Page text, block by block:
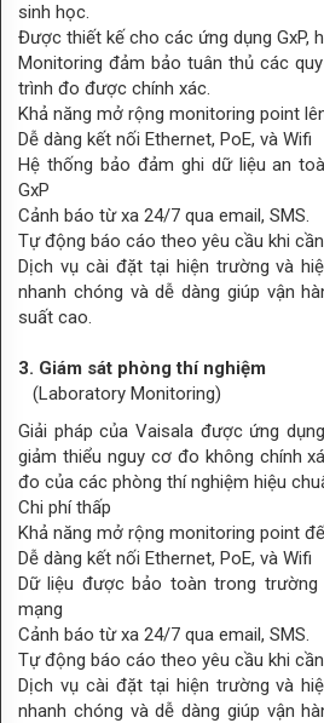
SEMICONDUCTOR
PLANT
AUTOMOTIVE
MARITIME
AGRICULTURE
POWER
HVAC
LIÊN
Contact
Us
Download
sinh học.
Được thiết kế cho các ứng dụng GxP,
Monitoring đảm bảo tuân thủ các
trình đo được chính xác.
Khả năng mở rộng monitoring point
Dễ dàng kết nối Ethernet, PoE, và Wifi
Hệ thống bảo đảm ghi dữ liệu an
GxP
Cảnh báo từ xa 24/7 qua email, SMS.
Tự động báo cáo theo yêu cầu khi
Dịch vụ cài đặt tại hiện trường và
nhanh chóng và dễ dàng giúp vận
suất cao.
3. Giám sát phòng thí nghiệm
(Laboratory Monitoring)
Giải pháp của Vaisala được ứng
giảm thiểu nguy cơ đo không chính
đo của các phòng thí nghiệm hiệu
Chi phí thấp
Khả năng mở rộng monitoring point
Dễ dàng kết nối Ethernet, PoE, và Wifi
Dữ liệu được bảo toàn trong
mạng
Cảnh báo từ xa 24/7 qua email, SMS.
Tự động báo cáo theo yêu cầu khi
Dịch vụ cài đặt tại hiện trường và
nhanh chóng và dễ dàng giúp vận